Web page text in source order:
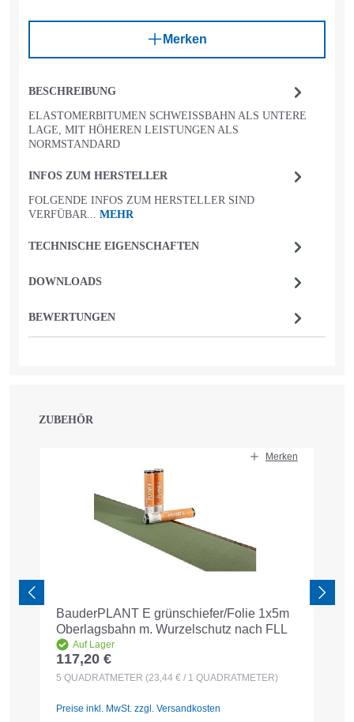
BESCHREIBUNG
ELASTOMERBITUMEN SCHWEISSBAHN ALS UNTERE L
AGE, MIT HÖHEREN LEISTUNGEN ALS N
ORMSTANDARD
INFOS ZUM HERSTELLER
FOLGENDE INFOS ZUM HERSTELLER SIND
VERFÜBAR... MEHR
TECHNISCHE EIGENSCHAFTEN
DOWNLOADS
BEWERTUNGEN
Merken
Produktgalerie überspringen
ZUBEHÖR
Merken
BauderPLANT E grünschiefer/Folie 1x5m
Oberlagsbahn m. Wurzelschutz nach FLL
Auf Lager
Regulärer Preis:
117,20 €
5 QUADRATMETER (23,44 € / 1 QUADRATMETER)
Preise inkl. MwSt. zzgl. Versandkosten